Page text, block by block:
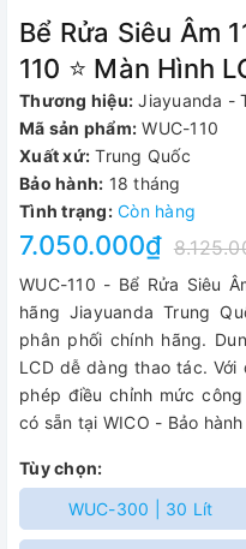
Bể Rửa Siêu Âm
110 ⭐ Màn Hình
Thương hiệu: Jiayuanda -
Mã sản phẩm: WUC-110
Xuất xứ: Trung Quốc
Bảo hành: 18 tháng
Tình trạng: Còn hàng
7.050.000₫
WUC-110 - Bể Rửa Siêu
hãng Jiayuanda Trung
phân phối chính hãng.
LCD dễ dàng thao tác. Với
phép điều chỉnh mức
có sẵn tại WICO - Bảo
Tùy chọn:
WUC-300 | 30 Lít